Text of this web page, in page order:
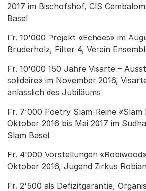
2017 im Bischofshof, CIS
Basel
Fr. 10'000 Projekt «Echoes» im
Bruderholz, Filter 4, Verein
Fr. 10'000 150 Jahre Visarte –
solidaire» im November 2016,
anlässlich des Jubiläums
Fr. 7'000 Poetry Slam-Reihe «Slam
Oktober 2016 bis Mai 2017 im
Slam Basel
Fr. 4'000 Vorstellungen
Oktober 2016, Jugend Zirkus
Fr. 2'500 als Defizitgarantie,